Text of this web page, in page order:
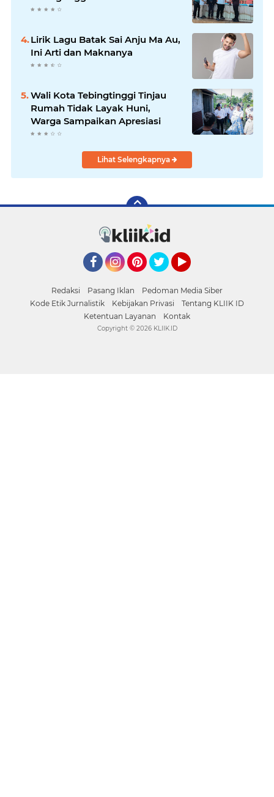
Lirik Lagu Batak Sai Anju Ma Au,
Ini Arti dan Maknanya
Wali Kota Tebingtinggi Tinjau
Rumah Tidak Layak Huni,
Warga Sampaikan Apresiasi
Lihat Selengkapnya
Redaksi Pasang Iklan
Pedoman Media Siber
Kode Etik Jurnalistik
Kebijakan Privasi
Tentang KLIIK ID
Ketentuan Layanan
Kontak
Copyright © 2026 KLIIK.ID